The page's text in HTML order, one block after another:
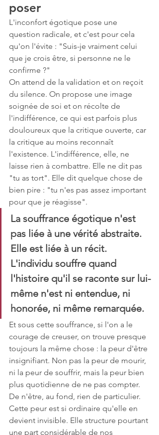
poser
L'inconfort égotique pose une
question radicale, et c'est pour cela
qu'on l'évite : "Suis-je vraiment celui
que je crois être, si personne ne le
confirme ?"
On attend de la validation et on reçoit
du silence. On propose une image
soignée de soi et on récolte de
l'indifférence, ce qui est parfois plus
douloureux que la critique ouverte, car
la critique au moins reconnaît
l'existence. L'indifférence, elle, ne
laisse rien à combattre. Elle ne dit pas
"tu as tort". Elle dit quelque chose de
bien pire : "tu n'es pas assez important
pour que je réagisse".
La souffrance égotique n'est
pas liée à une vérité abstraite.
Elle est liée à un récit.
L'individu souffre quand
l'histoire qu'il se raconte sur lui-
même n'est ni entendue, ni
honorée, ni même remarquée.
Et sous cette souffrance, si l'on a le
courage de creuser, on trouve presque
toujours la même chose : la peur d'être
insignifiant. Non pas la peur de mourir,
ni la peur de souffrir, mais la peur bien
plus quotidienne de ne pas compter.
De n'être, au fond, rien de particulier.
Cette peur est si ordinaire qu'elle en
devient invisible. Elle structure pourtant
une part considérable de nos